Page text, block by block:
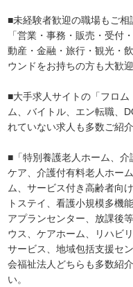
■未経験者歓迎の職場もご相
「営業・事務・販売・受付
動産・金融・旅行・観光・
ウンドをお持ちの方も大歓
■大手求人サイトの「フロ
ム、バイトル、エン転職、
れていない求人も多数ご紹介
■「特別養護老人ホーム、
ケア、介護付有料老人ホー
ム、サービス付き高齢者向
トステイ、看護小規模多機
アプランセンター、放課後
ウス、ケアホーム、リハビ
サービス、地域包括支援セ
会福祉法人どちらも多数紹
い。